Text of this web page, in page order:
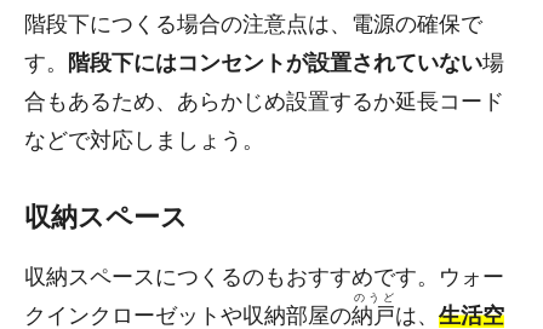
階段下につくる場合の注意点は、電源の確保で
す。 階段下にはコンセントが設置されていない場
合もあるため、あらかじめ設置するか延長コード
などで対応しましょう。
収納スペース
収納スペースにつくるのもおすすめです。ウォー
クインクローゼットや収納部屋の納戸
のうど
は、 生活空